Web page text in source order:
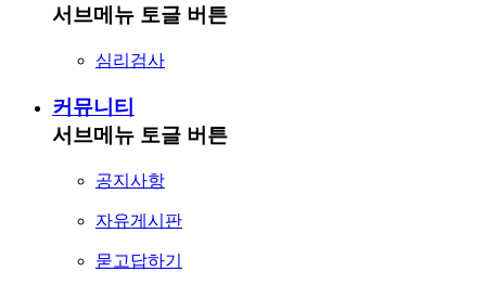
서브메뉴 토글 버튼
심리검사
커뮤니티
서브메뉴 토글 버튼
공지사항
자유게시판
묻고답하기